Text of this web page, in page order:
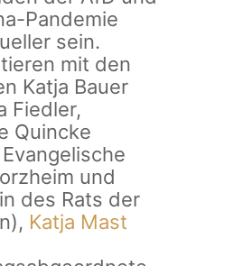
Pandemie
sein.
mit den
Katja Bauer
Fiedler,
Quincke
und
des Rats der
Katja Mast